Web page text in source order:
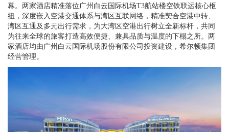
幕。两家酒店精准落位广州白云国际机场T3航站楼空铁联运核心枢
纽，深度嵌入空港交通体系与湾区互联网络，精准契合空港中转、
湾区互通及多元出行需求，为大湾区空港出行树立全新标杆，共同
为往来全球的旅客打造高效便捷、兼具品质与温度的下榻之所。两
家酒店均由广州白云国际机场股份有限公司投资建设，希尔顿集团
经营管理。